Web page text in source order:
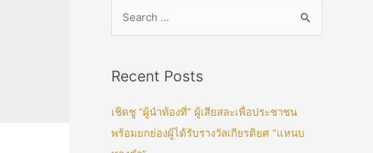
Recent Posts
เชิดชู “ผู้นำท้องที่” ผู้เสียสละเพื่อประชาชน
พร้อมยกย่องผู้ได้รับรางวัลเกียรติยศ “แหนบ